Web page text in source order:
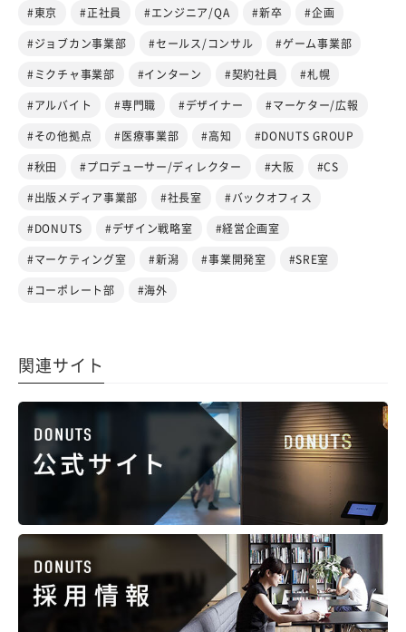
#東京 #正社員 #エンジニア/QA #新卒 #企画
#ジョブカン事業部 #セールス/コンサル #ゲーム事業部
#ミクチャ事業部 #インターン #契約社員 #札幌
#アルバイト #専門職 #デザイナー #マーケター/広報
#その他拠点 #医療事業部 #高知 #DONUTS GROUP
#秋田 #プロデューサー/ディレクター #大阪 #CS
#出版メディア事業部 #社長室 #バックオフィス
#DONUTS #デザイン戦略室 #経営企画室
#マーケティング室 #新潟 #事業開発室 #SRE室
#コーポレート部 #海外
関連サイト